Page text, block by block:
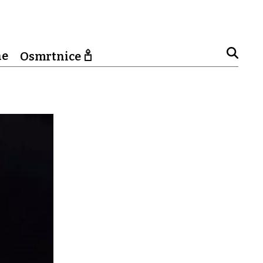
Osmrtnice